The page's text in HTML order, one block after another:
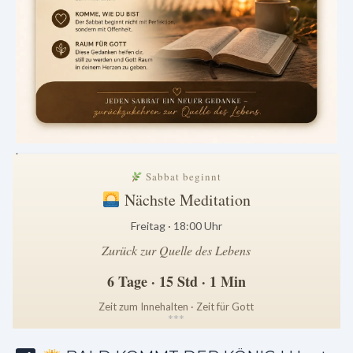
.
Sabbat beginnt
Nächste Meditation
Freitag · 18:00 Uhr
Zurück zur Quelle des Lebens
6 Tage · 15 Std · 1 Min
Zeit zum Innehalten · Zeit für Gott
***